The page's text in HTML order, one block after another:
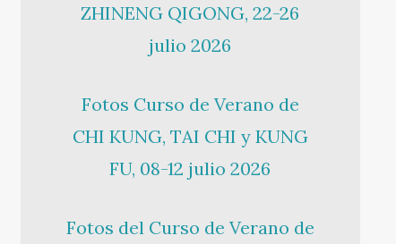
ZHINENG QIGONG, 22-26
julio 2026
Fotos Curso de Verano de
CHI KUNG, TAI CHI y KUNG
FU, 08-12 julio 2026
Fotos del Curso de Verano de